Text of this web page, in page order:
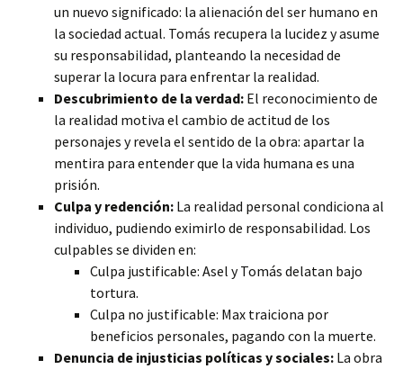
un nuevo significado: la alienación del ser humano en
la sociedad actual. Tomás recupera la lucidez y asume
su responsabilidad, planteando la necesidad de
superar la locura para enfrentar la realidad.
Descubrimiento de la verdad: El reconocimiento de
la realidad motiva el cambio de actitud de los
personajes y revela el sentido de la obra: apartar la
mentira para entender que la vida humana es una
prisión.
Culpa y redención: La realidad personal condiciona al
individuo, pudiendo eximirlo de responsabilidad. Los
culpables se dividen en:
Culpa justificable: Asel y Tomás delatan bajo
tortura.
Culpa no justificable: Max traiciona por
beneficios personales, pagando con la muerte.
Denuncia de injusticias políticas y sociales: La obra